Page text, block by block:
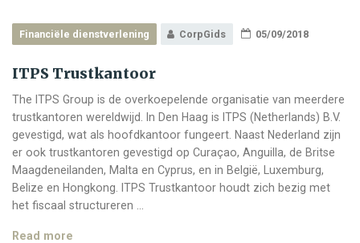
Financiële dienstverlening CorpGids 05/09/2018
ITPS Trustkantoor
The ITPS Group is de overkoepelende organisatie van meerdere
trustkantoren wereldwijd. In Den Haag is ITPS (Netherlands) B.V.
gevestigd, wat als hoofdkantoor fungeert. Naast Nederland zijn
er ook trustkantoren gevestigd op Curaçao, Anguilla, de Britse
Maagdeneilanden, Malta en Cyprus, en in België, Luxemburg,
Belize en Hongkong. ITPS Trustkantoor houdt zich bezig met
het fiscaal structureren …
Read more